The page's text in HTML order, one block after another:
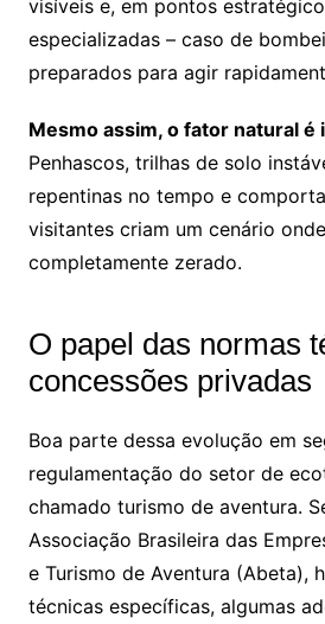
visíveis e, em pontos
especializadas – caso de
preparados para agir
Mesmo assim, o fator natural é
Penhascos, trilhas de solo
repentinas no tempo e
visitantes criam um cenário
completamente zerado.
O papel das normas
concessões privadas
Boa parte dessa evolução em
regulamentação do setor de
chamado turismo de aventura.
Associação Brasileira das
e Turismo de Aventura (Abeta),
técnicas específicas, algumas